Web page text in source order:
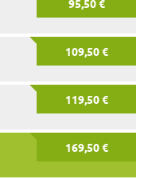
109,50 €
119,50 €
169,50 €